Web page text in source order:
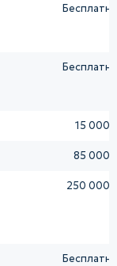
15 000
85 000
250 000